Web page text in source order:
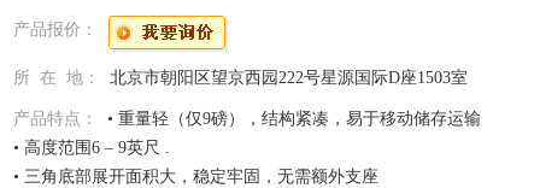
产品报价：
所 在 地：北京市朝阳区望京西园222号星源国际D座1503室
产品特点：• 重量轻（仅9磅），结构紧凑，易于移动储存运输
• 高度范围6 – 9英尺 .
• 三角底部展开面积大，稳定牢固，无需额外支座